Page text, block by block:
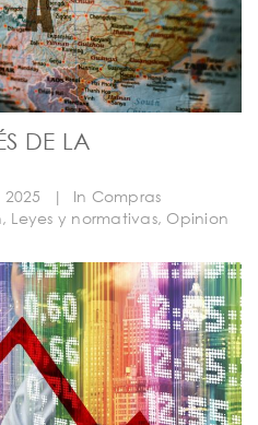
DE LA
| In Compras
, Leyes y normativas, Opinion